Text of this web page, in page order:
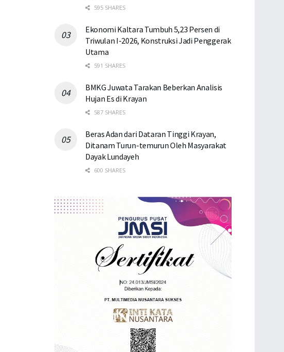
595 SHARES
Ekonomi Kaltara Tumbuh 5,23 Persen di
Triwulan I-2026, Konstruksi Jadi Penggerak
Utama
591 SHARES
BMKG Juwata Tarakan Beberkan Analisis
Hujan Es di Krayan
587 SHARES
Beras Adan dari Dataran Tinggi Krayan,
Ditanam Turun-temurun Oleh Masyarakat
Dayak Lundayeh
600 SHARES